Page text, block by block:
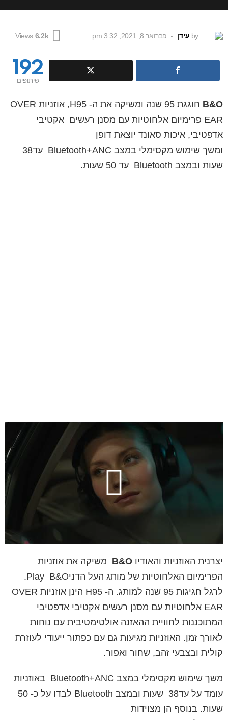
by עידן פברואר 8, 2021, 3:32 pm 6.2k
Views
192
שיתופים
B&O
חוגגת 95 שנה ומשיקה את ה- H95, אוזניות OVER
EAR פרימיום אלחוטיות עם מסנן רעשים אקטיבי
אדפטיבי, איכות סאונד יוצאת דופן
שעות ובמצב Bluetooth עד 50 שעות.
יצרנית האוזניות והאודיו B&O משיקה את אוזניות
הפרימיום האלחוטיות של מותג העל הדניPlay B&O.
לרגל חגיגות 95 שנה למותג. ה- H95 הינן אוזניות OVER
EAR אלחוטיות עם מסנן רעשים אקטיבי אדפטיבי
המתוכננות לחוויית ההאזנה אולטימטיבית עם נוחות
לאורך זמן. האוזניות מגיעות גם עם כפתור ייעודי לעוזרת
קולית ובצבעי זהב, שחור ואפור.
משך שימוש מקסימלי במצב Bluetooth+ANC באוזניות
עומד על עד38 שעות ובמצב Bluetooth לבדו על כ- 50
שעות. בנוסף הן מצוידות